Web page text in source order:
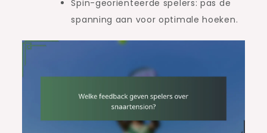
Spin-georiënteerde spelers: pas de
spanning aan voor optimale hoeken.